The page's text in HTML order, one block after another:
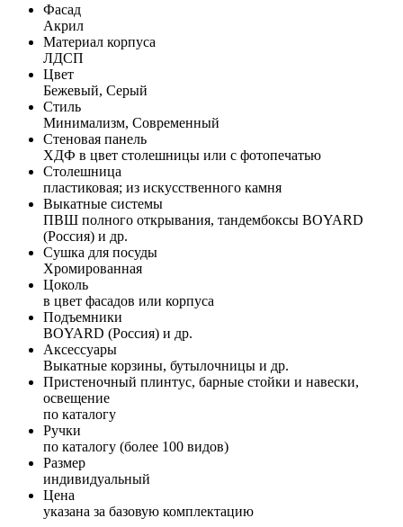
Фасад
Акрил
Материал корпуса
ЛДСП
Цвет
Бежевый, Серый
Стиль
Минимализм, Современный
Стеновая панель
ХДФ в цвет столешницы или с фотопечатью
Столешница
пластиковая; из искусственного камня
Выкатные системы
ПВШ полного открывания, тандембоксы BOYARD
(Россия) и др.
Сушка для посуды
Хромированная
Цоколь
в цвет фасадов или корпуса
Подъемники
BOYARD (Россия) и др.
Аксессуары
Выкатные корзины, бутылочницы и др.
Пристеночный плинтус, барные стойки и навески,
освещение
по каталогу
Ручки
по каталогу (более 100 видов)
Размер
индивидуальный
Цена
указана за базовую комплектацию